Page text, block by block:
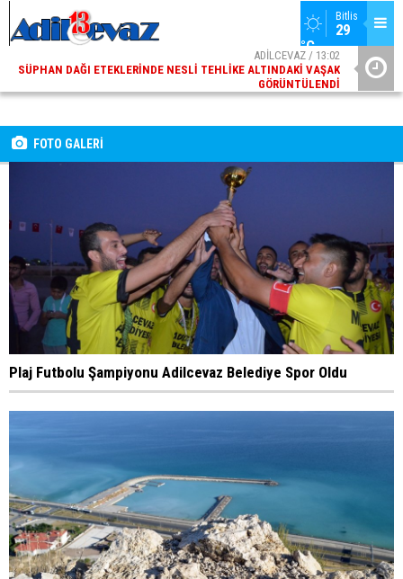
Bitlis
29
°C
ADİLCEVAZ / 13:02
SÜPHAN DAĞI ETEKLERINDE NESLI TEHLIKE ALTINDAKI VAŞAK
GÖRÜNTÜLENDI
FOTO GALERİ
Plaj Futbolu Şampiyonu Adilcevaz Belediye Spor Oldu